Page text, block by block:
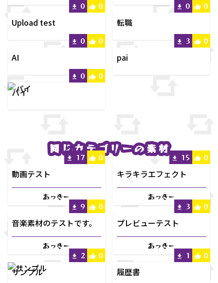
0 0
Upload test
0 0
転職
0 0
AI
3 0
pai
0 0
パイ
同じカテゴリーの素材
同じカテゴリーの素材
17 0
動画テスト
あっきー
15 0
キラキラエフェクト
あっきー
9
0
音楽素材のテストです。
あっきー
3 0
プレビューテスト
あっきー
2
0
サンプル
1 0
履歴書